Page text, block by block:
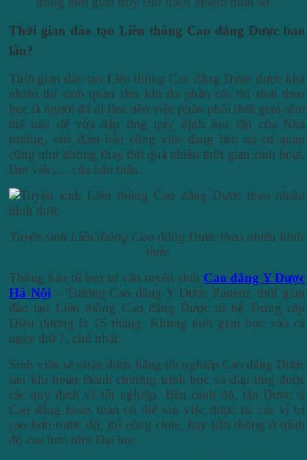
Thời gian đào tạo Liên thông Cao đẳng Dược bao
lâu?
Thời gian đào tạo Liên thông Cao đẳng Dược được khá
nhiều thí sinh quan tâm khi đa phần các thí sinh theo
học là người đã đi làm nên việc phân phối thời gian như
thế nào để vừa đáp ứng quy định học tập của Nhà
trường, vừa đảm bảo công việc đang làm tại cơ quan
cũng như không thay đổi quá nhiều thời gian sinh hoạt,
làm việc,… của bản thân.
Tuyển sinh Liên thông Cao đẳng Dược theo nhiều hình
thức
Thông báo từ ban tư vấn tuyển sinh Cao đẳng Y Dược
Hà Nội – Trường Cao đẳng Y Dược Pasteur, thời gian
đào tạo Liên thông Cao đẳng Dược từ hệ Trung cấp
Điều dưỡng là 15 tháng. Khung thời gian học vào cả
ngày thứ 7, chủ nhật.
Sinh viên sẽ nhận được bằng tốt nghiệp Cao đẳng Dược
sau khi hoàn thành chương trình học và đáp ứng được
các quy định về tốt nghiệp. Bên cạnh đó, tân Dược sĩ
Cao đẳng hoàn toàn có thể xin việc được tại các vị trí
cao hơn trước đó, thi công chức, hay liên thông ở trình
độ cao hơn như Đại học.